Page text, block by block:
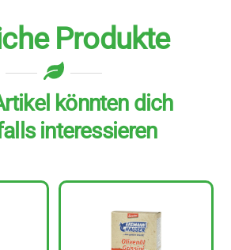
Produkte
könnten dich
interessieren